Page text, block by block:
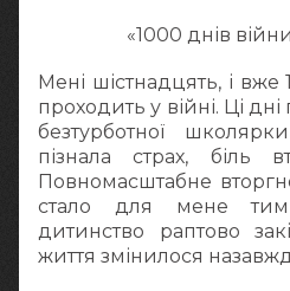
«1000 днів
Мені шістнадцять, і
проходить у війні. Ці
безтурботної
пізнала страх, біль
Повномасштабне
стало для мене
дитинство раптово
життя змінилося